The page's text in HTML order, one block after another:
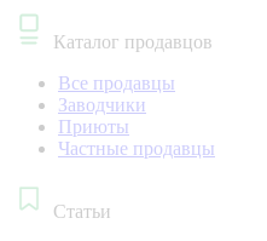
Каталог продавцов
Все продавцы
Заводчики
Приюты
Частные продавцы
Статьи